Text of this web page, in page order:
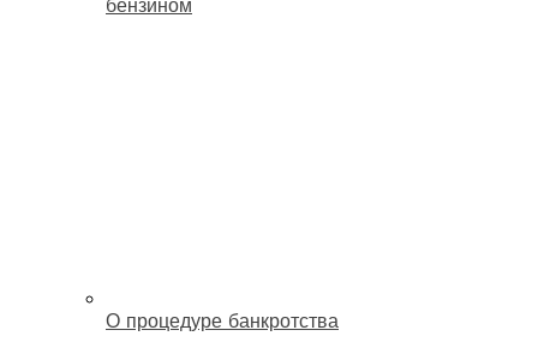
бензином
О процедуре банкротства